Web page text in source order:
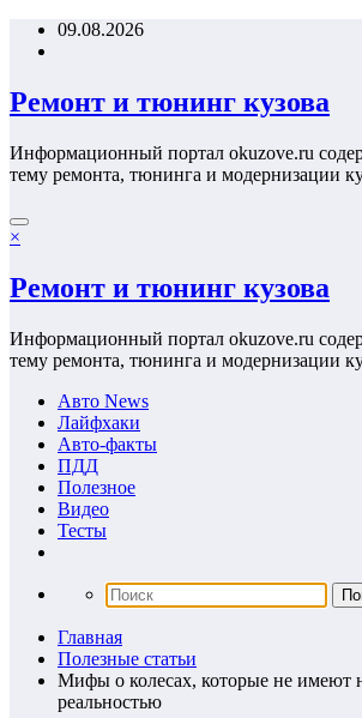
Перейти09.08.2026
Ремонт и тюнинг кузова
Информационный портал okuzove.ru
тему ремонта, тюнинга и модернизации
×
Ремонт и тюнинг кузова
Информационный портал okuzove.ru
тему ремонта, тюнинга и модернизации
Авто News
Лайфхаки
Авто-факты
ПДД
Полезное
Видео
Тесты
Главная
Полезные статьи
Мифы о колесах, которые не имеют
реальностью